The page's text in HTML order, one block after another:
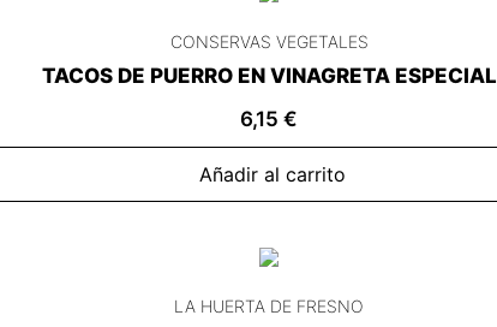
CONSERVAS VEGETALES
TACOS DE PUERRO EN VINAGRETA ESPECIAL
6,15 €
Añadir al carrito
LA HUERTA DE FRESNO